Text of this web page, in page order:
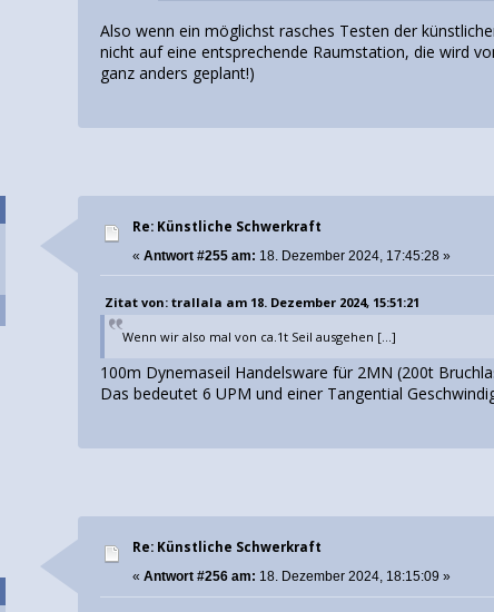
Also wenn ein möglichst rasches Testen der
nicht auf eine entsprechende Raumstation, die wird
ganz anders geplant!)
Re: Künstliche Schwerkraft
«Antwort #255 am: 18. Dezember 2024, 17:45:28 »
Zitat von: trallala am 18. Dezember 2024, 15:51:21
Wenn wir also mal von ca.1t Seil ausgehen [...]
100m Dynemaseil Handelsware für 2MN (200t
Das bedeutet 6 UPM und einer Tangential
Re: Künstliche Schwerkraft
«Antwort #256 am: 18. Dezember 2024, 18:15:09 »